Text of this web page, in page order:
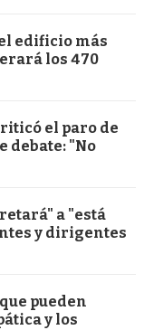
edificio más
los 470
el paro de
debate: "No
a "está
y dirigentes
pueden
y los